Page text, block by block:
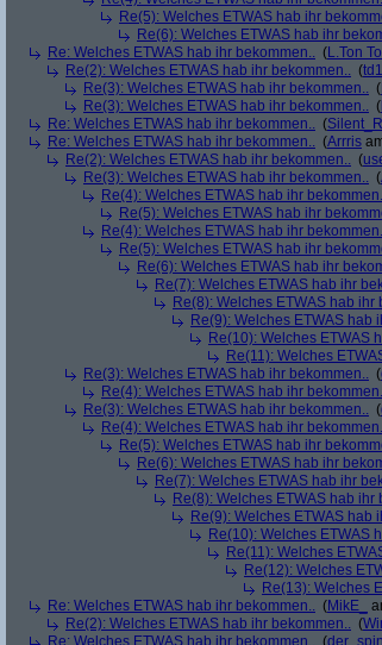
Re(5): Welches ETWAS hab ihr
Re(6): Welches ETWAS hab ihr
Re: Welches ETWAS hab ihr bekommen.. (L.Ton
Re(2): Welches ETWAS hab ihr bekommen.. (td1
Re(3): Welches ETWAS hab ihr bekommen.. (
Re(3): Welches ETWAS hab ihr bekommen.. (
Re: Welches ETWAS hab ihr bekommen.. (
Re: Welches ETWAS hab ihr bekommen.. (Arrris
Re(2): Welches ETWAS hab ihr bekommen.. (
Re(3): Welches ETWAS hab ihr bekommen.. (
Re(4): Welches ETWAS hab ihr
Re(5): Welches ETWAS hab ihr
Re(4): Welches ETWAS hab ihr
Re(5): Welches ETWAS hab ihr
Re(6): Welches ETWAS hab ihr
Re(7): Welches ETWAS hab ihr
Re(8): Welches ETWAS hab ihr
Re(9): Welches ETWAS hab
Re(10): Welches ETWAS
Re(11): Welches
Re(3): Welches ETWAS hab ihr bekommen.. (
Re(4): Welches ETWAS hab ihr
Re(3): Welches ETWAS hab ihr bekommen.. (
Re(4): Welches ETWAS hab ihr
Re(5): Welches ETWAS hab ihr
Re(6): Welches ETWAS hab ihr
Re(7): Welches ETWAS hab ihr
Re(8): Welches ETWAS hab ihr
Re(9): Welches ETWAS hab
Re(10): Welches ETWAS
Re(11): Welches
Re(12): Welches
Re(13): Welches
Re: Welches ETWAS hab ihr bekommen.. (MikE_
Re(2): Welches ETWAS hab ihr bekommen.. (
Re: Welches ETWAS hab ihr bekommen.. (